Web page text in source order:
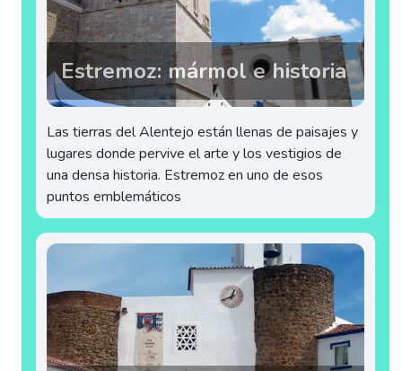
Estremoz: mármol e historia
Las tierras del Alentejo están llenas de paisajes y
lugares donde pervive el arte y los vestigios de
una densa historia. Estremoz en uno de esos
puntos emblemáticos